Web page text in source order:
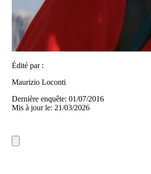
Édité par :
Maurizio Loconti
Dernière enquête: 01/07/2016
Mis à jour le: 21/03/2026